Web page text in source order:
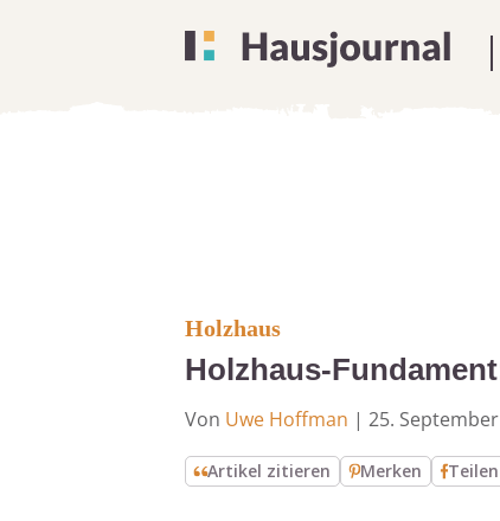
Holzhaus
Holzhaus-
Von Uwe Hoffman | 25.
Artikel zitieren Merken Teilen